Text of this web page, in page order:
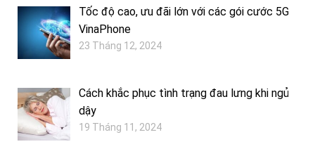
Tốc độ cao, ưu đãi lớn với các gói cước 5G
VinaPhone
23 Tháng 12, 2024
Cách khắc phục tình trạng đau lưng khi ngủ
dậy
19 Tháng 11, 2024